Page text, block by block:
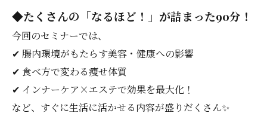
◆たくさんの「なるほど！」が詰まった90分！
今回のセミナーでは、
✔ 腸内環境がもたらす美容・健康への影響
✔ 食べ方で変わる痩せ体質
✔ インナーケア×エステで効果を最大化！
など、すぐに生活に活かせる内容が盛りだくさん✨